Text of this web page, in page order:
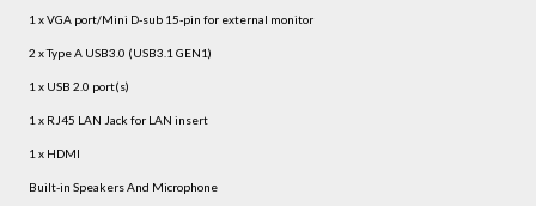
1 x VGA port/Mini D-sub 15-pin for external monitor
2 x Type A USB3.0 (USB3.1 GEN1)
1 x USB 2.0 port(s)
1 x RJ45 LAN Jack for LAN insert
1 x HDMI
Built-in Speakers And Microphone